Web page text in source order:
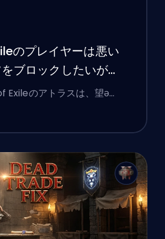
のプレイヤーは悪い
ブロックしたいが、
彼らに抵抗している
Exileのアトラスは、望ә…